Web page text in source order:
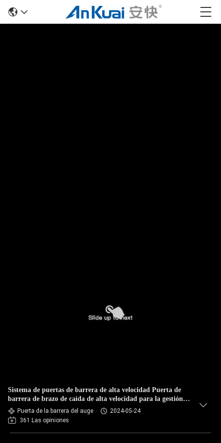
Sistema de puertas de barrera de alta velocidad Puerta de
barrera de brazo de caída de alta velocidad para la gestión
del estacionamiento de automóviles
Puerta de la barrera del auge
2024-05-24
361 Las opiniones